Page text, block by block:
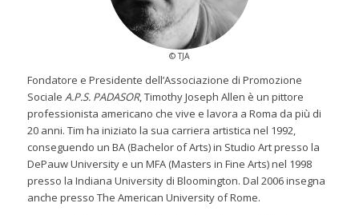
© TJA
Fondatore e Presidente dell’Associazione di Promozione
Sociale A.P.S. PADASOR, Timothy Joseph Allen è un pittore
professionista americano che vive e lavora a Roma da più di
20 anni. Tim ha iniziato la sua carriera artistica nel 1992,
conseguendo un BA (Bachelor of Arts) in Studio Art presso la
DePauw University e un MFA (Masters in Fine Arts) nel 1998
presso la Indiana University di Bloomington. Dal 2006 insegna
anche presso The American University of Rome.